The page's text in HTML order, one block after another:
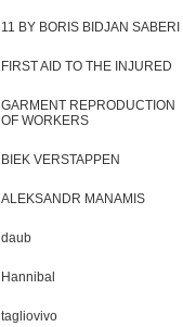
11 BY BORIS BIDJAN SABERI
FIRST AID TO THE INJURED
GARMENT REPRODUCTION
OF WORKERS
BIEK VERSTAPPEN
ALEKSANDR MANAMIS
daub
Hannibal
tagliovivo